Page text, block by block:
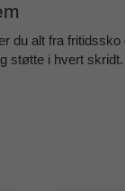
du alt fra
støttei hvert skridt.